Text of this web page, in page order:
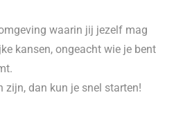
waarin jij jezelf mag
kansen, ongeacht wie je bent
zijn, dan kun je snel starten!